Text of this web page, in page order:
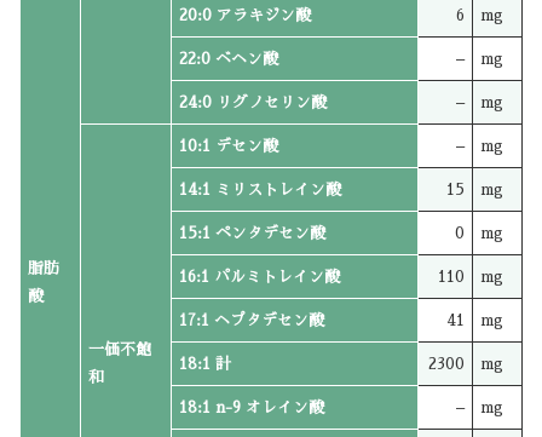
脂肪
酸
20:0 アラキジン酸 6 mg
22:0 ベヘン酸 – mg
24:0 リグノセリン酸 – mg
一価不飽
和
10:1 デセン酸 – mg
14:1 ミリストレイン酸 15 mg
15:1 ペンタデセン酸 0 mg
16:1 パルミトレイン酸 110 mg
17:1 ヘプタデセン酸 41 mg
18:1 計 2300 mg
18:1 n-9 オレイン酸 – mg